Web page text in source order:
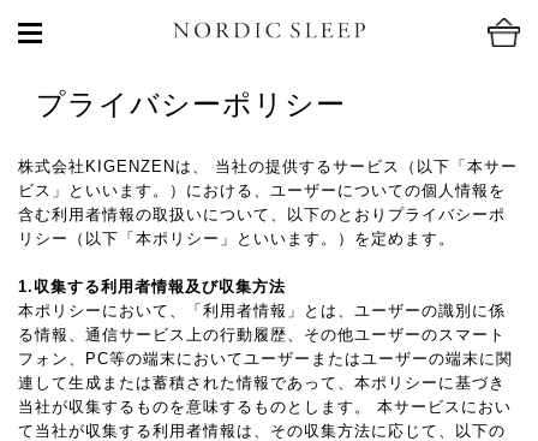
プライバシーポリシー
株式会社KIGENZENは、 当社の提供するサービス（以下「本サー
ビス」といいます。）における、ユーザーについての個人情報を
含む利用者情報の取扱いについて、以下のとおりプライバシーポ
リシー（以下「本ポリシー」といいます。）を定めます。
1.収集する利用者情報及び収集方法
本ポリシーにおいて、「利用者情報」とは、ユーザーの識別に係
る情報、通信サービス上の行動履歴、その他ユーザーのスマート
フォン、PC等の端末においてユーザーまたはユーザーの端末に関
連して生成または蓄積された情報であって、本ポリシーに基づき
当社が収集するものを意味するものとします。 本サービスにおい
て当社が収集する利用者情報は、その収集方法に応じて、以下の